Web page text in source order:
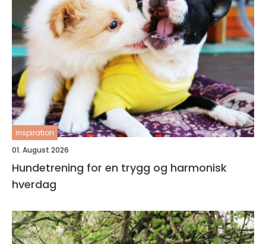
inspiration
01. August 2026
Hundetrening for en trygg og harmonisk
hverdag